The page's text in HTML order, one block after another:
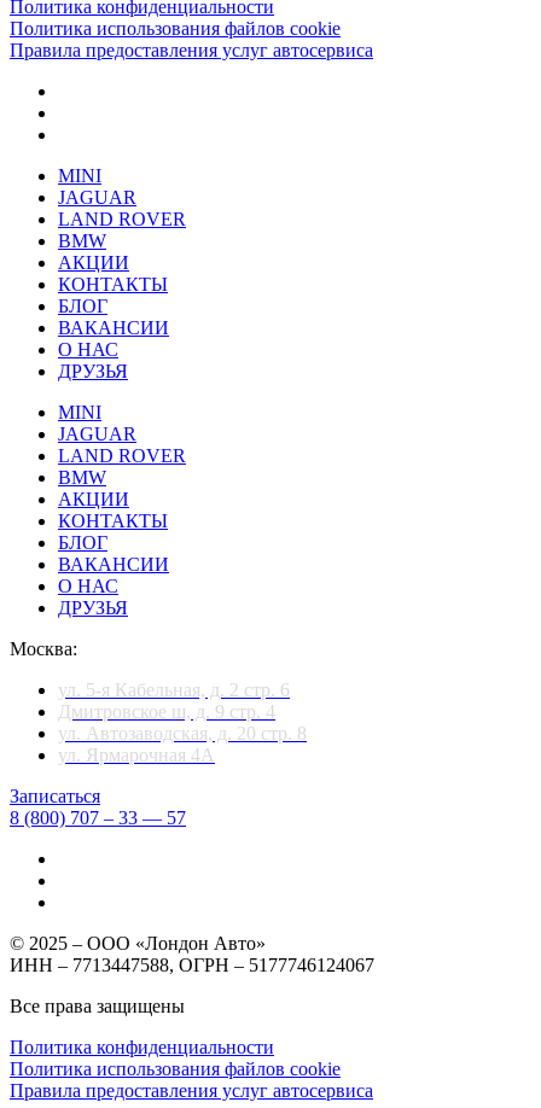
Политика конфиденциальности
Политика использования файлов cookie
Правила предоставления услуг автосервиса
MINI
JAGUAR
LAND ROVER
BMW
АКЦИИ
КОНТАКТЫ
БЛОГ
ВАКАНСИИ
О НАС
ДРУЗЬЯ
MINI
JAGUAR
LAND ROVER
BMW
АКЦИИ
КОНТАКТЫ
БЛОГ
ВАКАНСИИ
О НАС
ДРУЗЬЯ
Москва:
ул. 5-я Кабельная, д. 2 стр. 6
Дмитровское ш, д. 9 стр. 4
ул. Автозаводская, д. 20 стр. 8
ул. Ярмарочная 4А
Записаться
8 (800) 707 – 33 — 57
© 2025 – ООО «Лондон Авто»
ИНН – 7713447588, ОГРН – 5177746124067
Все права защищены
Политика конфиденциальности
Политика использования файлов cookie
Правила предоставления услуг автосервиса